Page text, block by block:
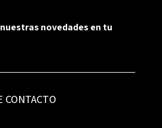
novedades en tu
CONTACTO